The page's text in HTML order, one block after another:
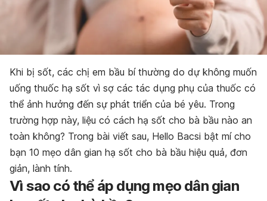
Khi bị sốt, các chị em bầu bí thường do dự không muốn
uống thuốc hạ sốt vì sợ các tác dụng phụ của thuốc có
thể ảnh hưởng đến sự phát triển của bé yêu. Trong
trường hợp này, liệu có cách hạ sốt cho bà bầu nào an
toàn không? Trong bài viết sau, Hello Bacsi bật mí cho
bạn 10 mẹo dân gian hạ sốt cho bà bầu hiệu quả, đơn
giản, lành tính.
Vì sao có thể áp dụng mẹo dân gian